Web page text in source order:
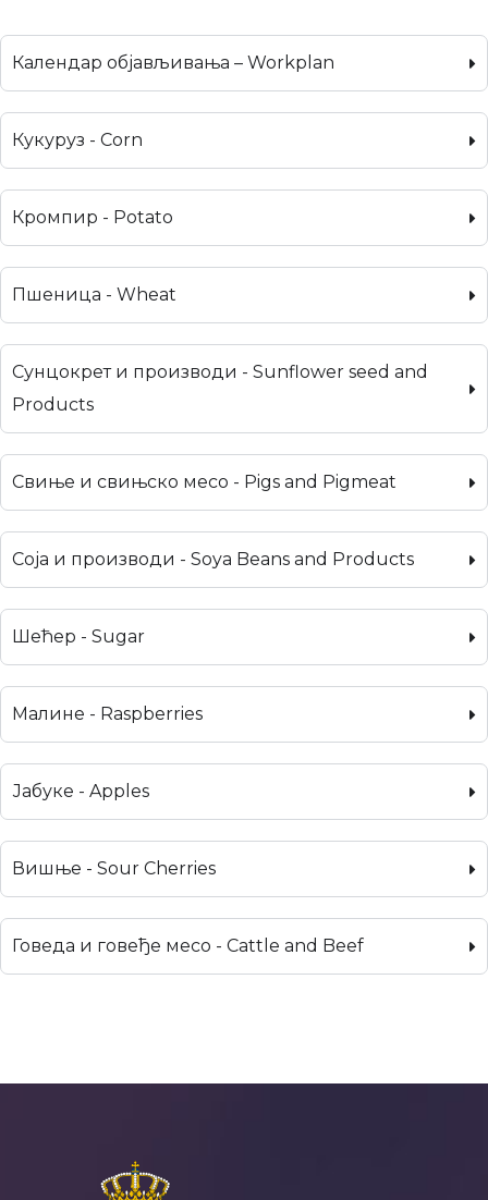
Календар објављивања – Workplan
Кукуруз - Corn
Кромпир - Potato
Пшеница - Wheat
Сунцокрет и производи - Sunflower seed and
Products
Свиње и свињско месо - Pigs and Pigmeat
Соја и производи - Soya Beans and Products
Шећер - Sugar
Малине - Raspberries
Јабуке - Apples
Вишње - Sour Cherries
Говеда и говеђе месо - Cattle and Beef